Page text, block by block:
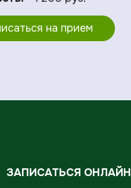
на прием
ЗАПИСАТЬСЯ ОНЛАЙН